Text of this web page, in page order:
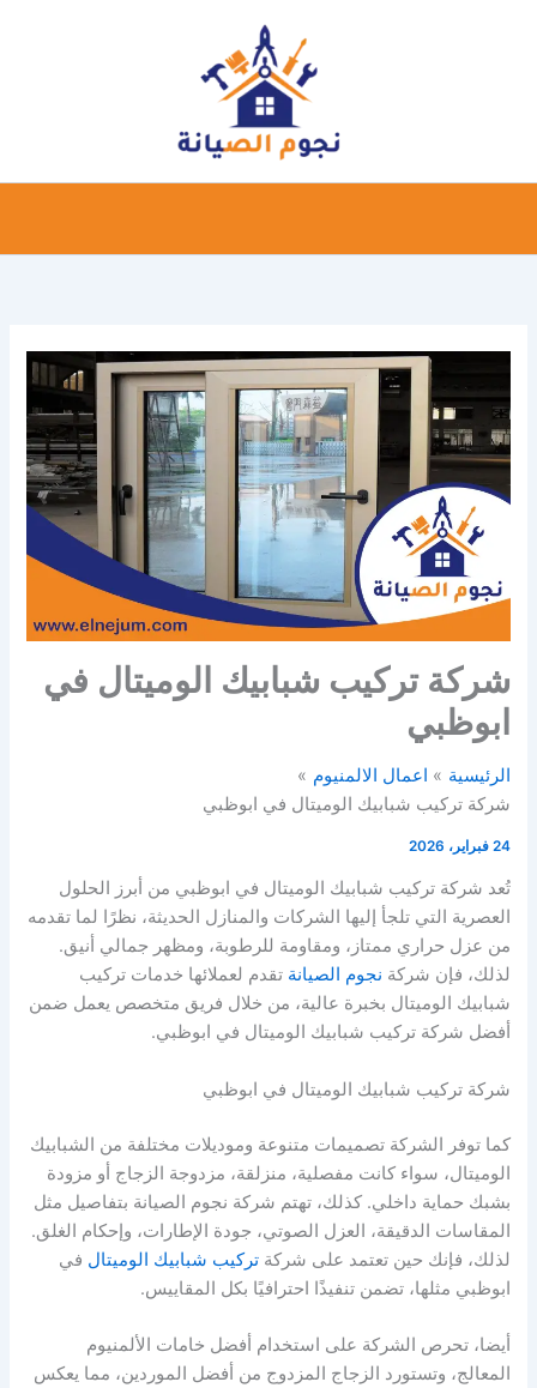
شركة تركيب شبابيك الوميتال في
ابوظبي
الرئيسية
اعمال الالمنيوم
شركة تركيب شبابيك الوميتال في ابوظبي
24 فبراير، 2026
تُعد شركة تركيب شبابيك الوميتال في ابوظبي من أبرز الحلول
العصرية التي تلجأ إليها الشركات والمنازل الحديثة، نظرًا لما تقدمه
من عزل حراري ممتاز، ومقاومة للرطوبة، ومظهر جمالي أنيق.
لذلك، فإن شركة نجوم الصيانة تقدم لعملائها خدمات تركيب
شبابيك الوميتال بخبرة عالية، من خلال فريق متخصص يعمل ضمن
أفضل شركة تركيب شبابيك الوميتال في ابوظبي.
شركة تركيب شبابيك الوميتال في ابوظبي
كما توفر الشركة تصميمات متنوعة وموديلات مختلفة من الشبابيك
الوميتال، سواء كانت مفصلية، منزلقة، مزدوجة الزجاج أو مزودة
بشبك حماية داخلي. كذلك، تهتم شركة نجوم الصيانة بتفاصيل مثل
المقاسات الدقيقة، العزل الصوتي، جودة الإطارات، وإحكام الغلق.
لذلك، فإنك حين تعتمد على شركةتركيب شبابيك الوميتال في
ابوظبي مثلها، تضمن تنفيذًا احترافيًا بكل المقاييس.
أيضا، تحرص الشركة على استخدام أفضل خامات الألمنيوم
المعالج، وتستورد الزجاج المزدوج من أفضل الموردين، مما يعكس